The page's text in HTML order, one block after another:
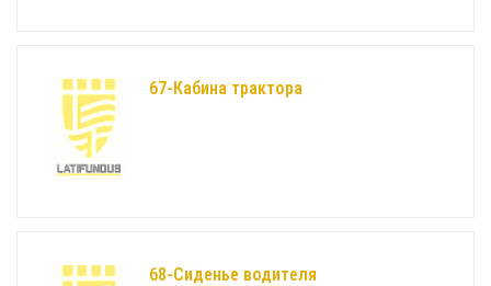
67-Кабина трактора
68-Сиденье водителя